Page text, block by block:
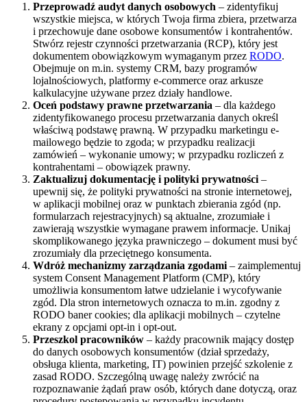
Przeprowadź audyt danych osobowych – zidentyfikuj
wszystkie miejsca, w których Twoja firma zbiera, przetwarza
i przechowuje dane osobowe konsumentów i kontrahentów.
Stwórz rejestr czynności przetwarzania (RCP), który jest
dokumentem obowiązkowym wymaganym przez RODO.
Obejmuje on m.in. systemy CRM, bazy programów
lojalnościowych, platformy e-commerce oraz arkusze
kalkulacyjne używane przez działy handlowe.
Oceń podstawy prawne przetwarzania – dla każdego
zidentyfikowanego procesu przetwarzania danych określ
właściwą podstawę prawną. W przypadku marketingu e-
mailowego będzie to zgoda; w przypadku realizacji
zamówień – wykonanie umowy; w przypadku rozliczeń z
kontrahentami – obowiązek prawny.
Zaktualizuj dokumentację i polityki prywatności –
upewnij się, że polityki prywatności na stronie internetowej,
w aplikacji mobilnej oraz w punktach zbierania zgód (np.
formularzach rejestracyjnych) są aktualne, zrozumiałe i
zawierają wszystkie wymagane prawem informacje. Unikaj
skomplikowanego języka prawniczego – dokument musi być
zrozumiały dla przeciętnego konsumenta.
Wdróż mechanizmy zarządzania zgodami – zaimplementuj
system Consent Management Platform (CMP), który
umożliwia konsumentom łatwe udzielanie i wycofywanie
zgód. Dla stron internetowych oznacza to m.in. zgodny z
RODO baner cookies; dla aplikacji mobilnych – czytelne
ekrany z opcjami opt-in i opt-out.
Przeszkol pracowników – każdy pracownik mający dostęp
do danych osobowych konsumentów (dział sprzedaży,
obsługa klienta, marketing, IT) powinien przejść szkolenie z
zasad RODO. Szczególną uwagę należy zwrócić na
rozpoznawanie żądań praw osób, których dane dotyczą, oraz